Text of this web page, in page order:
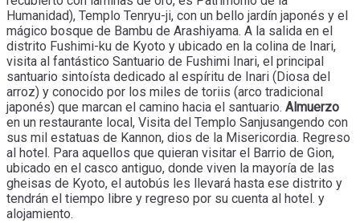
Humanidad), Templo Tenryu-ji, con un bello jardín japonés y el
mágico bosque de Bambu de Arashiyama. A la salida en el
distrito Fushimi-ku de Kyoto y ubicado en la colina de Inari,
visita al fantástico Santuario de Fushimi Inari, el principal
santuario sintoísta dedicado al espíritu de Inari (Diosa del
arroz) y conocido por los miles de toriis (arco tradicional
japonés) que marcan el camino hacia el santuario. Almuerzo
en un restaurante local, Visita del Templo Sanjusangendo con
sus mil estatuas de Kannon, dios de la Misericordia. Regreso
al hotel. Para aquellos que quieran visitar el Barrio de Gion,
ubicado en el casco antiguo, donde viven la mayoría de las
gheisas de Kyoto, el autobús les llevará hasta ese distrito y
tendrán el tiempo libre y regreso por su cuenta al hotel. y
alojamiento.